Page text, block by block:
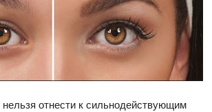
отнести к сильнодействующим